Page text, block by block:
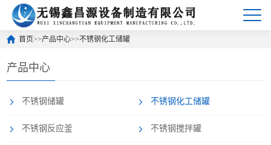
首页>>产品中心>>不锈钢化工储罐
产品中心
不锈钢储罐 不锈钢化工储罐
不锈钢反应釜 不锈钢搅拌罐